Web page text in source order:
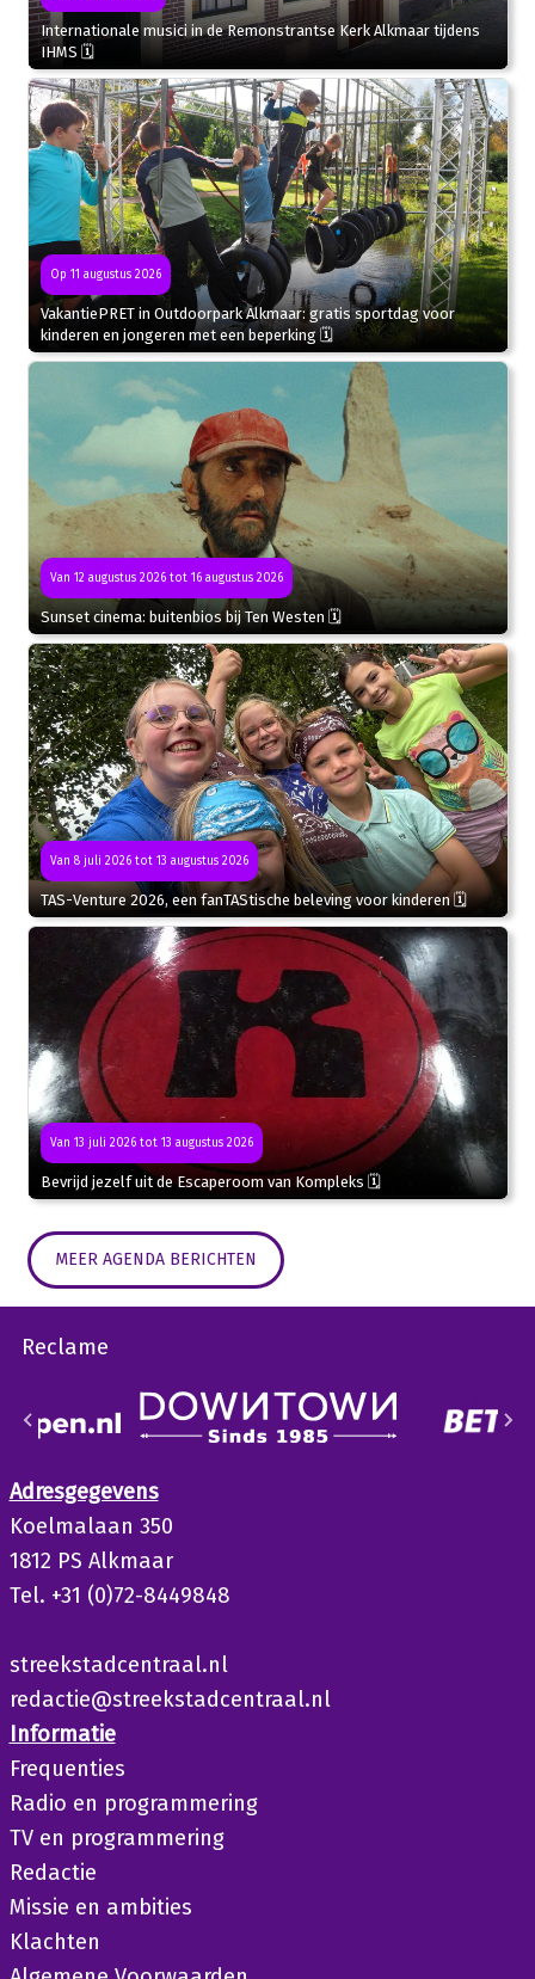
Internationale musici in de Remonstrantse Kerk Alkmaar tijdens
IHMS 🗓
Op 11 augustus 2026
VakantiePRET in Outdoorpark Alkmaar: gratis sportdag voor
kinderen en jongeren met een beperking 🗓
Van 12 augustus 2026 tot 16 augustus 2026
Sunset cinema: buitenbios bij Ten Westen 🗓
Van 8 juli 2026 tot 13 augustus 2026
TAS-Venture 2026, een fanTAStische beleving voor kinderen 🗓
Van 13 juli 2026 tot 13 augustus 2026
Bevrijd jezelf uit de Escaperoom van Kompleks 🗓
MEER AGENDA BERICHTEN
Reclame
Adresgegevens
Koelmalaan 350
1812 PS Alkmaar
Tel. +31 (0)72-8449848
streekstadcentraal.nl
redactie@streekstadcentraal.nl
Informatie
Frequenties
Radio en programmering
TV en programmering
Redactie
Missie en ambities
Klachten